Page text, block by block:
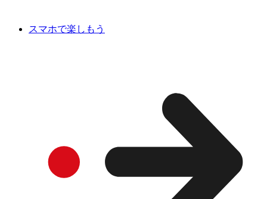
スマホで楽しもう